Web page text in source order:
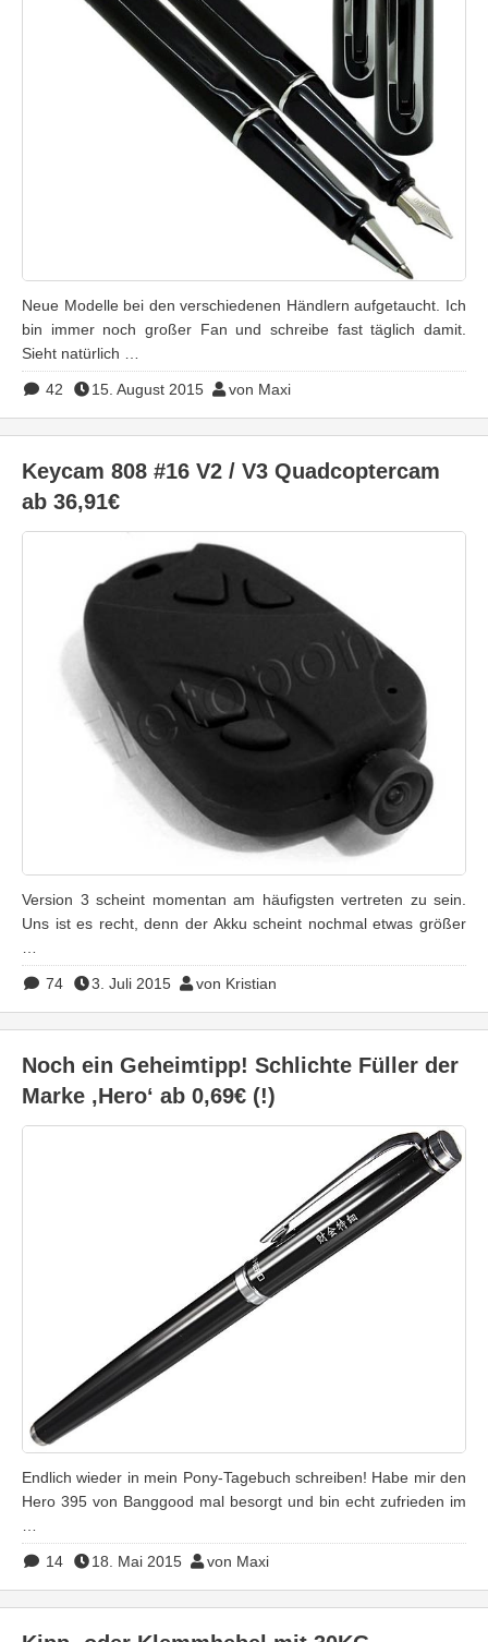
Neue Modelle bei den verschiedenen Händlern aufgetaucht. Ich
bin immer noch großer Fan und schreibe fast täglich damit.
Sieht natürlich …
42 15. August 2015 von Maxi
Keycam 808 #16 V2 / V3 Quadcoptercam
ab 36,91€
Version 3 scheint momentan am häufigsten vertreten zu sein.
Uns ist es recht, denn der Akku scheint nochmal etwas größer
74 3. Juli 2015 von Kristian
Noch ein Geheimtipp! Schlichte Füller der
Marke ‚Hero‘ ab 0,69€ (!)
Endlich wieder in mein Pony-Tagebuch schreiben! Habe mir den
Hero 395 von Banggood mal besorgt und bin echt zufrieden im
…
14 18. Mai 2015 von Maxi